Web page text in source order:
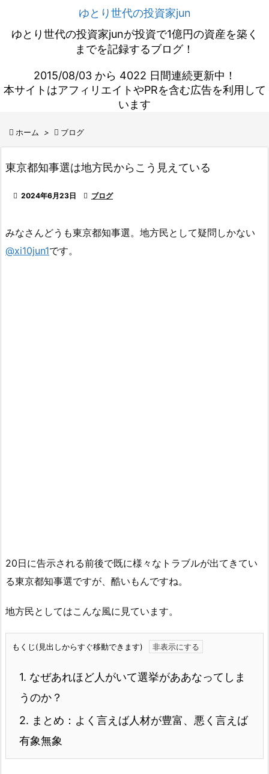
ゆとり世代の投資家jun
ゆとり世代の投資家junが投資で1億円の資産を築く
までを記録するブログ！
2015/08/03 から 4022 日間連続更新中！
本サイトはアフィリエイトやPRを含む広告を利用して
います
 ホーム >  ブログ
東京都知事選は地方民からこう見えている
 2024年6月23日  ブログ
みなさんどうも東京都知事選。地方民として疑問しかない
@xi10jun1です。
20日に告示される前後で既に様々なトラブルが出てきてい
る東京都知事選ですが、酷いもんですね。
地方民としてはこんな風に見ています。
もくじ(見出しからすぐ移動できます)
1. なぜあれほど人がいて選挙がああなってしま
うのか？
2. まとめ：よく言えば人材が豊富、悪く言えば
有象無象